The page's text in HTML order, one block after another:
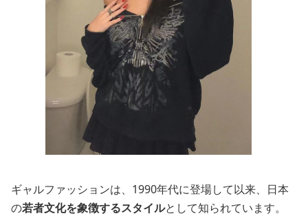
ギャルファッションは、1990年代に登場して以来、日本
の若者文化を象徴するスタイルとして知られています。